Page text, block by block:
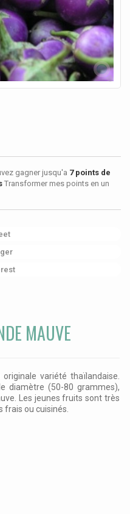
gagner jusqu'a 7points de
Transformer mes points en un
MAUVE
variété thaïlandaise.
diamètre (50-80 grammes),
Les jeunes fruits sont très
frais ou cuisinés.